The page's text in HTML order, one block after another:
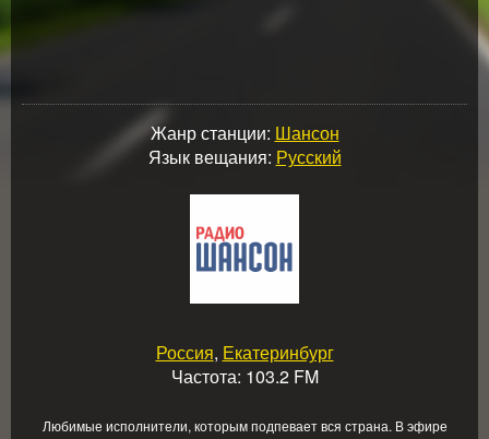
Жанр станции: Шансон
Язык вещания: Русский
Россия, Екатеринбург
Частота: 103.2 FM
Любимые исполнители, которым подпевает вся страна. В эфире